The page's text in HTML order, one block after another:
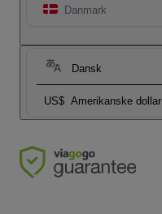
Danmark
Dansk
US$ Amerikanske dollar